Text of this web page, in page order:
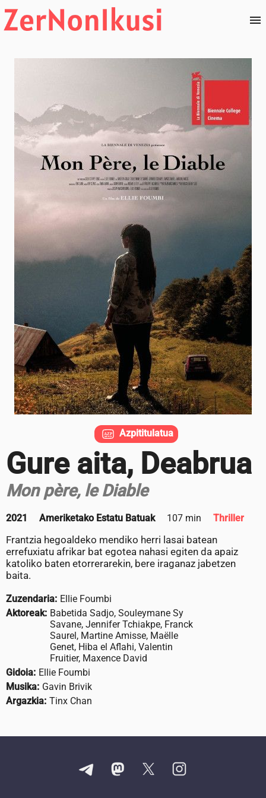
Gure aita, Deabrua
Mon père, le Diable
2021 Ameriketako Estatu Batuak 107 min Thriller
Frantzia hegoaldeko mendiko herri lasai batean
errefuxiatu afrikar bat egotea nahasi egiten da apaiz
katoliko baten etorrerarekin, bere iraganaz jabetzen
baita.
Zuzendaria: Ellie Foumbi
Aktoreak: Babetida Sadjo, Souleymane Sy
Savane, Jennifer Tchiakpe, Franck
Saurel, Martine Amisse, Maëlle
Genet, Hiba el Aflahi, Valentin
Fruitier, Maxence David
Gidoia: Ellie Foumbi
Musika: Gavin Brivik
Argazkia: Tinx Chan
Azpititulatua